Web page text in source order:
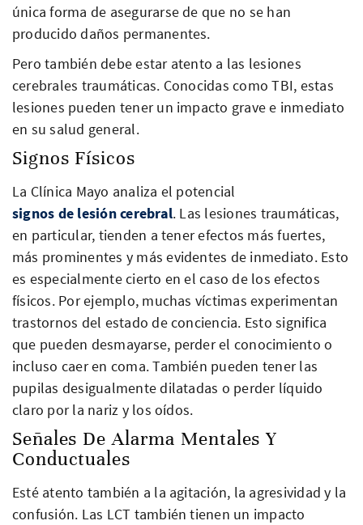
única forma de asegurarse de que no se han
producido daños permanentes.
Pero también debe estar atento a las lesiones
cerebrales traumáticas. Conocidas como TBI, estas
lesiones pueden tener un impacto grave e inmediato
en su salud general.
Signos Físicos
La Clínica Mayo analiza el potencial
signos de lesión cerebral. Las lesiones traumáticas,
en particular, tienden a tener efectos más fuertes,
más prominentes y más evidentes de inmediato. Esto
es especialmente cierto en el caso de los efectos
físicos. Por ejemplo, muchas víctimas experimentan
trastornos del estado de conciencia. Esto significa
que pueden desmayarse, perder el conocimiento o
incluso caer en coma. También pueden tener las
pupilas desigualmente dilatadas o perder líquido
claro por la nariz y los oídos.
Señales De Alarma Mentales Y
Conductuales
Esté atento también a la agitación, la agresividad y la
confusión. Las LCT también tienen un impacto